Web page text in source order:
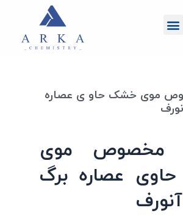
منو
موی خشک حاو ی عصاره
مخصوص موی
عصاره برگ